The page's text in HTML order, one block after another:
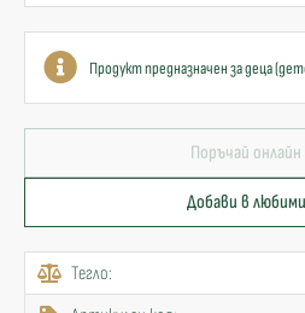
Продукт предназначен за деца
Поръчай онлайн
Добави в любими
Тегло: